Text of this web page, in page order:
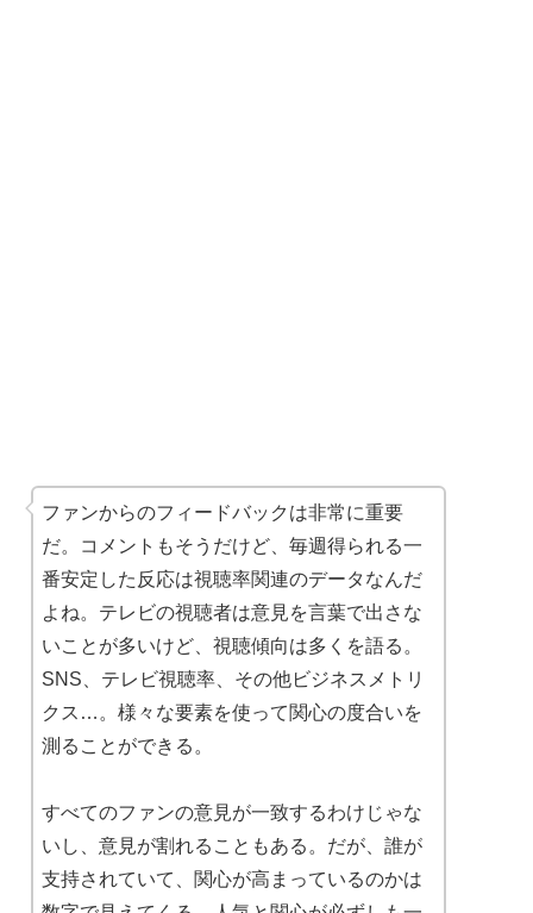
ファンからのフィードバックは非常に重要
だ。コメントもそうだけど、毎週得られる一
番安定した反応は視聴率関連のデータなんだ
よね。テレビの視聴者は意見を言葉で出さな
いことが多いけど、視聴傾向は多くを語る。
SNS、テレビ視聴率、その他ビジネスメトリ
クス…。様々な要素を使って関心の度合いを
測ることができる。
すべてのファンの意見が一致するわけじゃな
いし、意見が割れることもある。だが、誰が
支持されていて、関心が高まっているのかは